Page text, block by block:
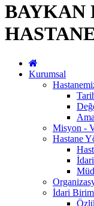
BAYKAN
Kurumsal
Misyon -
Hastane
İdari